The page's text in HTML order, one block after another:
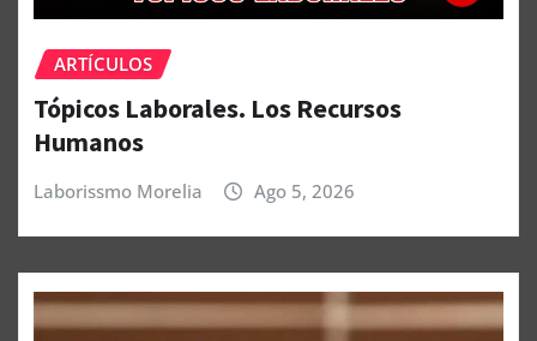
ARTÍCULOS
Tópicos Laborales. Los Recursos
Humanos
Laborissmo Morelia Ago 5, 2026